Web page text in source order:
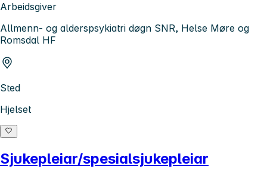
Arbeidsgiver
Allmenn- og alderspsykiatri døgn SNR, Helse Møre og
Romsdal HF
Sted
Hjelset
Sjukepleiar/spesialsjukepleiar